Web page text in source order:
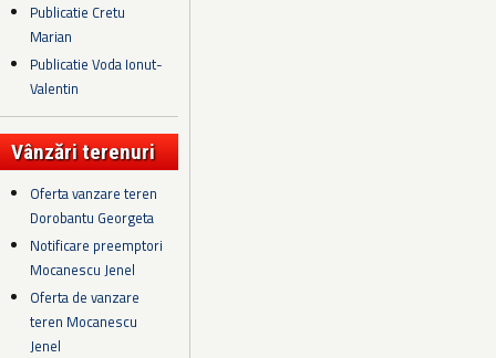
Publicatie Cretu
Marian
Publicatie Voda Ionut-
Valentin
Vânzări terenuri
Oferta vanzare teren
Dorobantu Georgeta
Notificare preemptori
Mocanescu Jenel
Oferta de vanzare
teren Mocanescu
Jenel